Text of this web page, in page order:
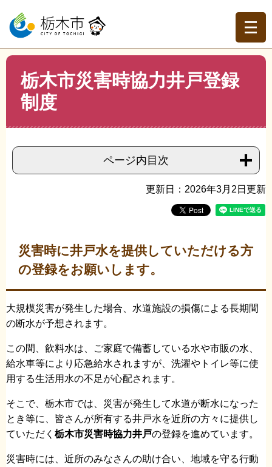
ー
の
先
ニ
ー
を
本
トップページ >分類でさがす >くらしの情報 >防災・避
>防災啓発・防災訓練
栃木市災害時協力井戸登録
制度
ページ内目次
更新日：2026年3月2日更新
災害時に井戸水を提供していただける方
の登録をお願いします。
大規模災害が発生した場合、水道施設の損傷による長期間
の断水が予想されます。
この間、飲料水は、ご家庭で備蓄している水や市販の水、
給水車等により応急給水されますが、洗濯やトイレ等に使
用する生活用水の不足が心配されます。
そこで、栃木市では、災害が発生して水道が断水になった
とき等に、皆さんが所有する井戸水を近所の方々に提供し
ていただく 栃木市災害時協力井戸の登録を進めています。
災害時には、近所のみなさんの助け合い、地域を守る行動